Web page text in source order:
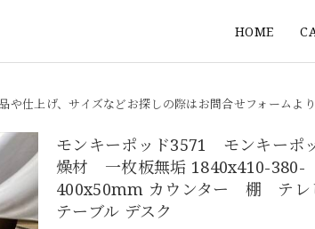
HOME
や仕上げ、サイズなどお探しの際はお問合せフォームよ
モンキーポッド3571 モンキー
燥材 一枚板無垢 1840x410-380-
400x50mm カウンター 棚 テレ
テーブル デスク